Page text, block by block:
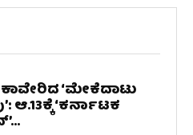
‘ಮೇಕೆದಾಟು
ಆ.13ಕ್ಕೆ ‘ಕರ್ನಾಟಕ